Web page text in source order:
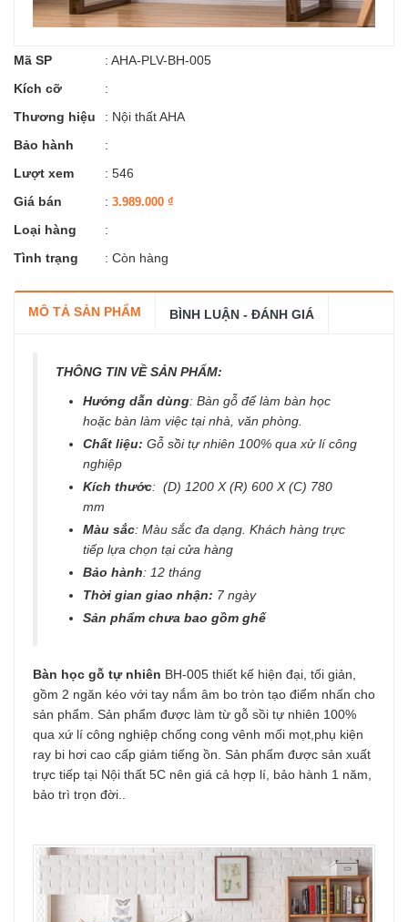
Mã SP : AHA-PLV-BH-005
Kích cỡ
:
Thương hiệu
: Nội thất AHA
Bảo hành
:
Lượt xem
: 546
Giá bán
: 3.989.000 ₫
Loại hàng
:
Tình trạng
: Còn hàng
MÔ TẢ SẢN PHẨM BÌNH LUẬN - ĐÁNH GIÁ
THÔNG TIN VỀ SẢN PHẨM:
Hướng dẫn dùng: Bàn gỗ để làm bàn học
hoặc bàn làm việc tại nhà, văn phòng.
Chất liệu: Gỗ sồi tự nhiên 100% qua xử lí công
nghiệp
Kích thước: (D) 1200 X (R) 600 X (C) 780
mm
Màu sắc: Màu sắc đa dạng. Khách hàng trực
tiếp lựa chọn tại cửa hàng
Bảo hành: 12 tháng
Thời gian giao nhận: 7 ngày
Sản phẩm chưa bao gồm ghế
Bàn học gỗ tự nhiên BH-005 thiết kế hiện đại, tối giản,
gồm 2 ngăn kéo với tay nắm âm bo tròn tạo điểm nhấn cho
sản phẩm. Sản phẩm được làm từ gỗ sồi tự nhiên 100%
qua xứ lí công nghiệp chống cong vênh mối mọt,phụ kiện
ray bi hơi cao cấp giảm tiếng ồn. Sản phẩm được sản xuất
trực tiếp tại Nội thất 5C nên giá cả hợp lí, bảo hành 1 năm,
bảo trì trọn đời..